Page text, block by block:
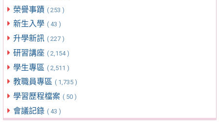
榮譽事蹟 ( 253 )
新生入學 ( 43 )
升學新訊 ( 227 )
研習講座 ( 2,154 )
學生專區 ( 2,511 )
教職員專區 ( 1,735 )
學習歷程檔案 ( 50 )
會議記錄 ( 43 )